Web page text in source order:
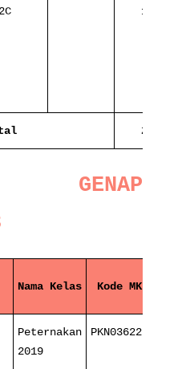
16
23
GENAP
Nama Kelas Kode MK
Peternakan
2019
PKN036221